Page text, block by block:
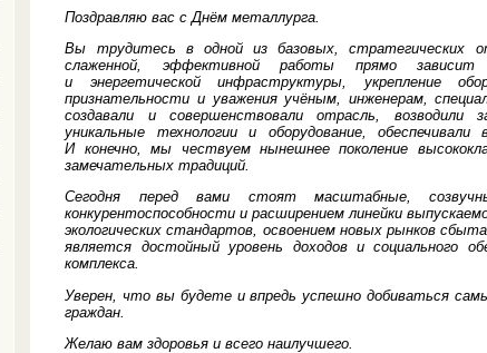
Поздравляю вас с Днём металлурга.
Вы трудитесь в одной из базовых, стратегических
слаженной, эффективной работы прямо зависит
и энергетической инфраструктуры, укрепление
признательности и уважения учёным, инженерам,
создавали и совершенствовали отрасль, возводили
уникальные технологии и оборудование,
И конечно, мы чествуем нынешнее поколение
замечательных традиций.
Сегодня перед вами стоят масштабные,
конкурентоспособности и расширением линейки
экологических стандартов, освоением новых рынков
является достойный уровень доходов и социального
комплекса.
Уверен, что вы будете и впредь успешно добиваться
граждан.
Желаю вам здоровья и всего наилучшего.